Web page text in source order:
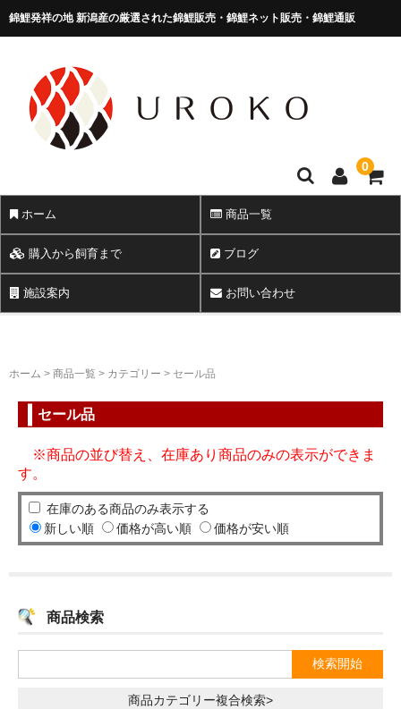
錦鯉発祥の地 新潟産の厳選された錦鯉販売・錦鯉ネット販売・錦鯉通販
錦鯉販売 株式会社 鱗～うろこ～0
ホーム 商品一覧
購入から飼育まで ブログ
施設案内 お問い合わせ
ホーム > 商品一覧 > カテゴリー > セール品
セール品
※商品の並び替え、在庫あり商品のみの表示ができま
す。
在庫のある商品のみ表示する
新しい順
価格が高い順 価格が安い順
商品検索
商品カテゴリー複合検索>